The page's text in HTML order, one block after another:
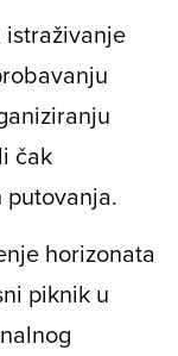
istraživanje
čak
horizonata
piknik u